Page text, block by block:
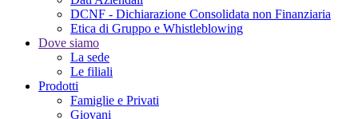
DCNF - Dichiarazione Consolidata non Finanziaria
Etica di Gruppo e Whistleblowing
Dove siamo
La sede
Le filiali
Prodotti
Famiglie e Privati
Giovani